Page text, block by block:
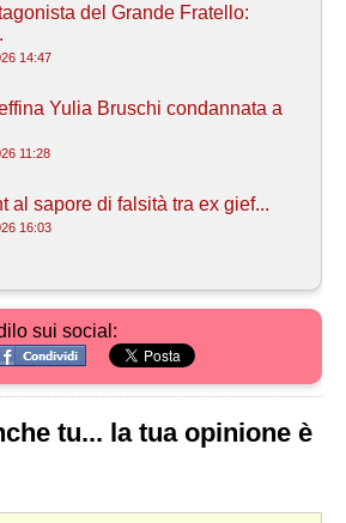
del Grande Fratello:
14:47
Yulia Bruschi condannata a
11:28
al sapore di falsità tra ex gief...
16:03
sui social:
tu... la tua opinione è